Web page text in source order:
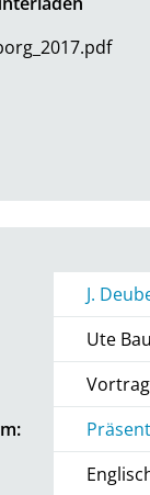
J.
Ute
Vortrag